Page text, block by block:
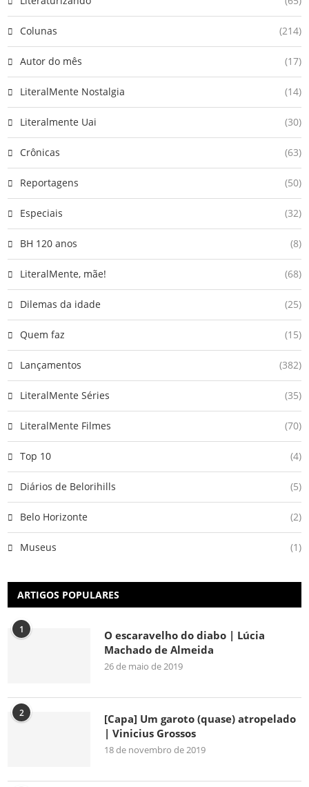
Colunas (214)
Autor do mês (17)
LiteralMente Nostalgia (14)
Literalmente Uai (30)
Crônicas (63)
Reportagens (50)
Especiais (32)
BH 120 anos (8)
LiteralMente, mãe! (68)
Dilemas da idade (25)
Quem faz (15)
Lançamentos (382)
LiteralMente Séries (35)
LiteralMente Filmes (70)
Top 10 (4)
Diários de Belorihills (5)
Belo Horizonte (2)
Museus (1)
ARTIGOS POPULARES
1
O escaravelho do diabo | Lúcia
Machado de Almeida
26 de maio de 2019
2
[Capa] Um garoto (quase) atropelado
| Vinicius Grossos
18 de novembro de 2019